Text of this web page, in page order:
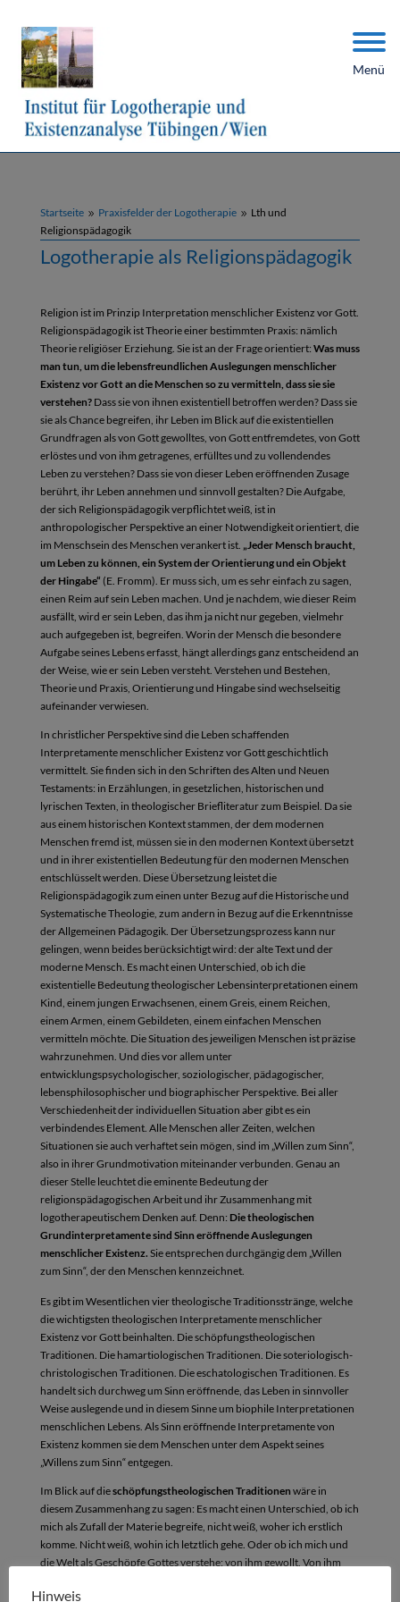
Menü
Startseite 9 Praxisfelder der Logotherapie 9 Lth und
Religionspädagogik
Logotherapie als Religionspädagogik
Religion ist im Prinzip Interpretation menschlicher Existenz vor Gott.
Religionspädagogik ist Theorie einer bestimmten Praxis: nämlich
Theorie religiöser Erziehung. Sie ist an der Frage orientiert: Was muss
man tun, um die lebensfreundlichen Auslegungen menschlicher
Existenz vor Gott an die Menschen so zu vermitteln, dass sie sie
verstehen?Dass sie von ihnen existentiell betroffen werden? Dass sie
sie als Chance begreifen, ihr Leben im Blick auf die existentiellen
Grundfragen als von Gott gewolltes, von Gott entfremdetes, von Gott
erlöstes und von ihm getragenes, erfülltes und zu vollendendes
Leben zu verstehen? Dass sie von dieser Leben eröffnenden Zusage
berührt, ihr Leben annehmen und sinnvoll gestalten? Die Aufgabe,
der sich Religionspädagogik verpflichtet weiß, ist in
anthropologischer Perspektive an einer Notwendigkeit orientiert, die
im Menschsein des Menschen verankert ist. „Jeder Mensch braucht,
um Leben zu können, ein System der Orientierung und ein Objekt
der Hingabe“ (E. Fromm). Er muss sich, um es sehr einfach zu sagen,
einen Reim auf sein Leben machen. Und je nachdem, wie dieser Reim
ausfällt, wird er sein Leben, das ihm ja nicht nur gegeben, vielmehr
auch aufgegeben ist, begreifen. Worin der Mensch die besondere
Aufgabe seines Lebens erfasst, hängt allerdings ganz entscheidend an
der Weise, wie er sein Leben versteht. Verstehen und Bestehen,
Theorie und Praxis, Orientierung und Hingabe sind wechselseitig
aufeinander verwiesen.
In christlicher Perspektive sind die Leben schaffenden
Interpretamente menschlicher Existenz vor Gott geschichtlich
vermittelt. Sie finden sich in den Schriften des Alten und Neuen
Testaments: in Erzählungen, in gesetzlichen, historischen und
lyrischen Texten, in theologischer Briefliteratur zum Beispiel. Da sie
aus einem historischen Kontext stammen, der dem modernen
Menschen fremd ist, müssen sie in den modernen Kontext übersetzt
und in ihrer existentiellen Bedeutung für den modernen Menschen
entschlüsselt werden. Diese Übersetzung leistet die
Religionspädagogik zum einen unter Bezug auf die Historische und
Systematische Theologie, zum andern in Bezug auf die Erkenntnisse
der Allgemeinen Pädagogik. Der Übersetzungsprozess kann nur
gelingen, wenn beides berücksichtigt wird: der alte Text und der
moderne Mensch. Es macht einen Unterschied, ob ich die
existentielle Bedeutung theologischer Lebensinterpretationen einem
Kind, einem jungen Erwachsenen, einem Greis, einem Reichen,
einem Armen, einem Gebildeten, einem einfachen Menschen
vermitteln möchte. Die Situation des jeweiligen Menschen ist präzise
wahrzunehmen. Und dies vor allem unter
entwicklungspsychologischer, soziologischer, pädagogischer,
lebensphilosophischer und biographischer Perspektive. Bei aller
Verschiedenheit der individuellen Situation aber gibt es ein
verbindendes Element. Alle Menschen aller Zeiten, welchen
Situationen sie auch verhaftet sein mögen, sind im „Willen zum Sinn“,
also in ihrer Grundmotivation miteinander verbunden. Genau an
dieser Stelle leuchtet die eminente Bedeutung der
religionspädagogischen Arbeit und ihr Zusammenhang mit
logotherapeutischem Denken auf. Denn: Die theologischen
Grundinterpretamente sind Sinn eröffnende Auslegungen
menschlicher Existenz. Sie entsprechen durchgängig dem „Willen
zum Sinn“, der den Menschen kennzeichnet.
Es gibt im Wesentlichen vier theologische Traditionsstränge, welche
die wichtigsten theologischen Interpretamente menschlicher
Existenz vor Gott beinhalten. Die schöpfungstheologischen
Traditionen. Die hamartiologischen Traditionen. Die soteriologisch-
christologischen Traditionen. Die eschatologischen Traditionen. Es
handelt sich durchweg um Sinn eröffnende, das Leben in sinnvoller
Weise auslegende und in diesem Sinne um biophile Interpretationen
menschlichen Lebens. Als Sinn eröffnende Interpretamente von
Existenz kommen sie dem Menschen unter dem Aspekt seines
„Willens zum Sinn“ entgegen.
Im Blick auf dieschöpfungstheologischen Traditionen wäre in
diesem Zusammenhang zu sagen: Es macht einen Unterschied, ob ich
mich als Zufall der Materie begreife, nicht weiß, woher ich erstlich
komme. Nicht weiß, wohin ich letztlich gehe. Oder ob ich mich und
die Welt als Geschöpfe Gottes verstehe: von ihm gewollt. Von ihm
Hinweis